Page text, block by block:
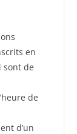
en
sont de
de
d’un